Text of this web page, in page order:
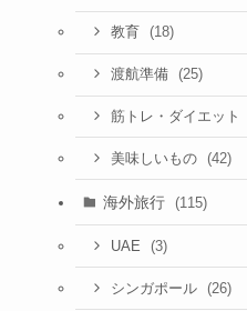
教育 (18)
渡航準備 (25)
筋トレ・ダイエット
美味しいもの (42)
海外旅行 (115)
UAE (3)
シンガポール (26)